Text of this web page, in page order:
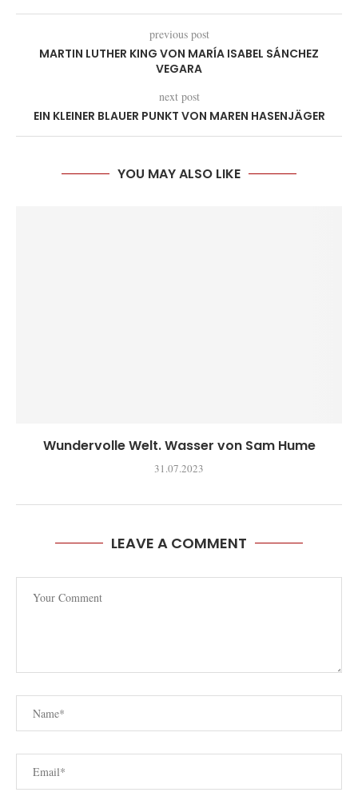
previous post
MARTIN LUTHER KING VON MARÍA ISABEL SÁNCHEZ
VEGARA
next post
EIN KLEINER BLAUER PUNKT VON MAREN HASENJÄGER
YOU MAY ALSO LIKE
Wundervolle Welt. Wasser von Sam Hume
31.07.2023
LEAVE A COMMENT